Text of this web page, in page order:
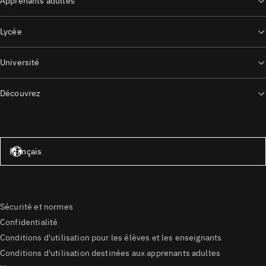
Lycée
Université
Découvrez
Français
Sécurité et normes
Confidentialité
Conditions d'utilisation pour les élèves et les enseignants
Conditions d'utilisation destinées aux apprenants adultes